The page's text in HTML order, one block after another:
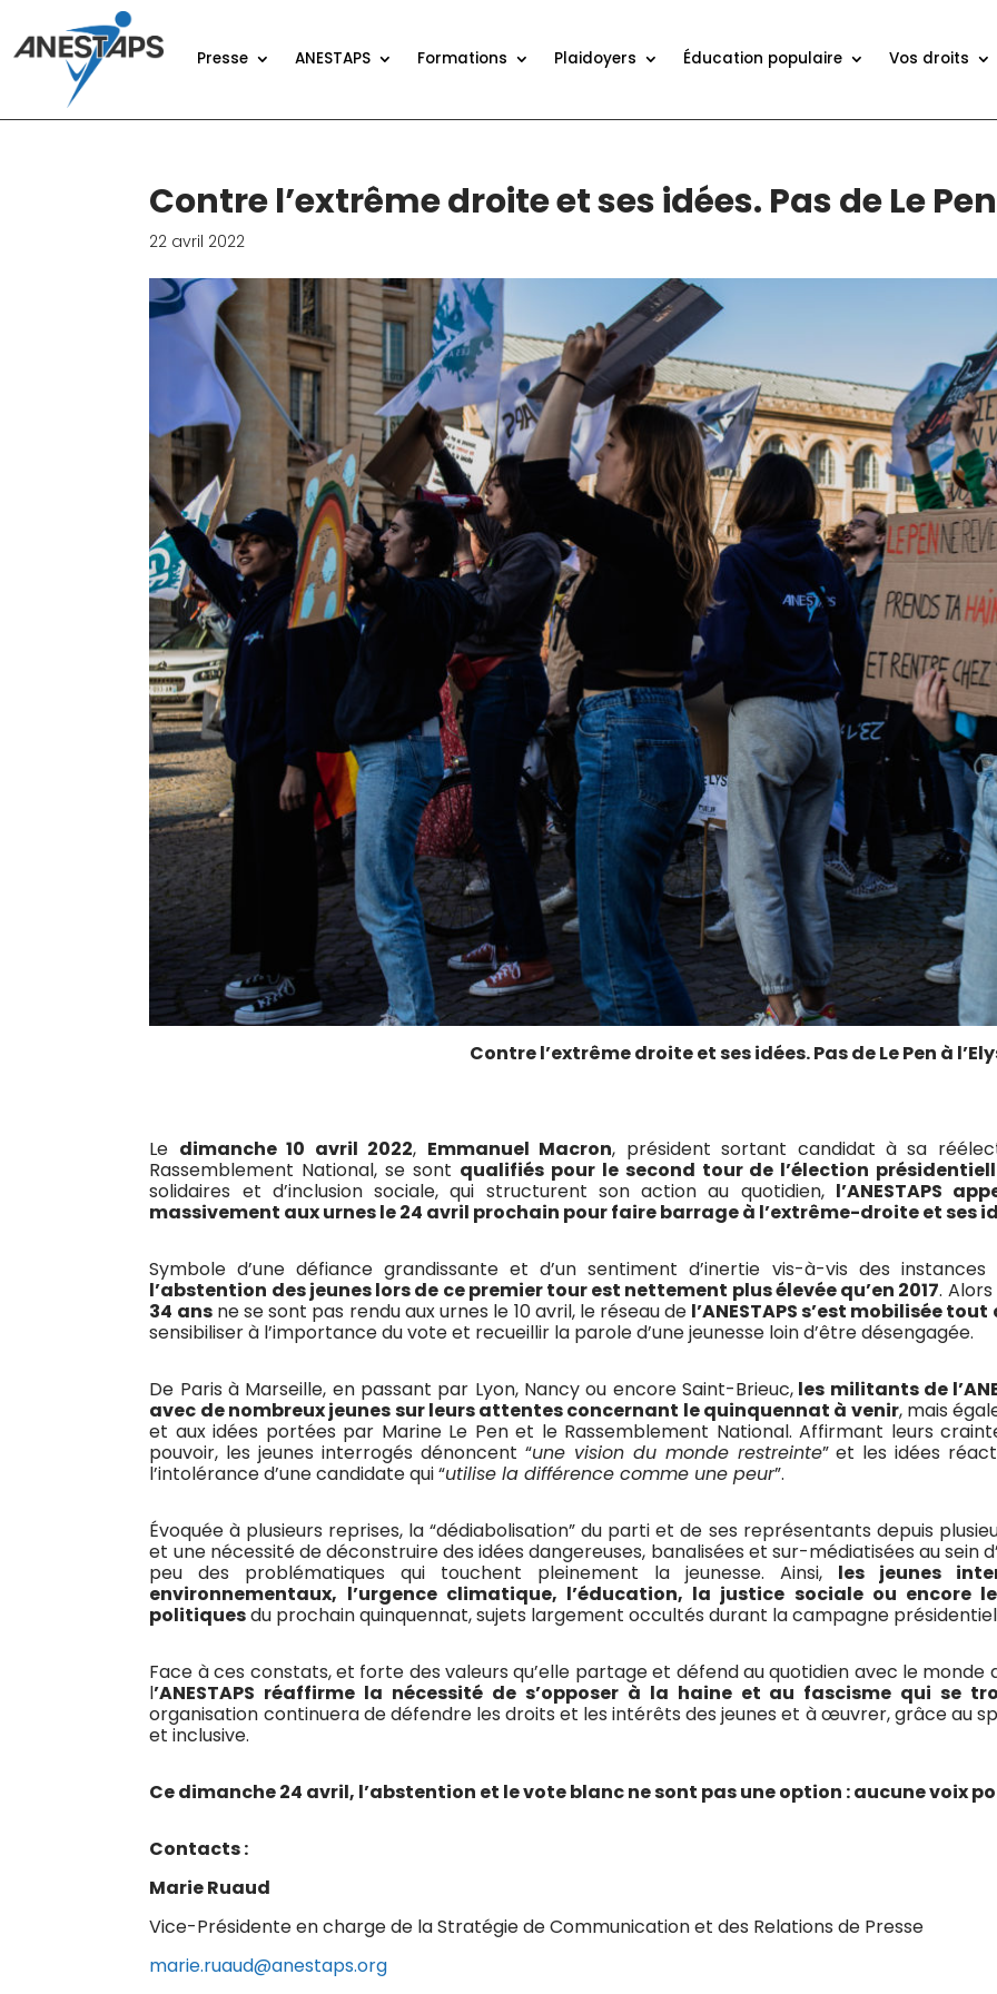
Presse ANESTAPS Formations Plaidoyers Éducation populaire Vos droits
Contre l’extrême droite et ses idées. Pas de Le
22 avril 2022
Contre l’extrême droite et ses idées. Pas de Le Pen à
Le dimanche 10 avril 2022, Emmanuel Macron, président sortant candidat à sa
Rassemblement National, se sont qualifiés pour le second tour de l’élection
solidaires et d’inclusion sociale, qui structurent son action au quotidien, l’ANESTAPS
massivement aux urnes le 24 avril prochain pour faire barrage à l’extrême-droite et ses
Symbole d’une défiance grandissante et d’un sentiment d’inertie vis-à-vis des
l’abstention des jeunes lors de ce premier tour est nettement plus élevée qu’en 2017. Alors
34 ansne se sont pas rendu aux urnes le 10 avril, le réseau de l’ANESTAPS s’est mobilisée
sensibiliser à l’importance du vote et recueillir la parole d’une jeunesse loin d’être désengagée.
De Paris à Marseille, en passant par Lyon, Nancy ou encore Saint-Brieuc, les militants de
avec de nombreux jeunes sur leurs attentes concernant le quinquennat à venir, mais
et aux idées portées par Marine Le Pen et le Rassemblement National. Affirmant leurs
pouvoir, les jeunes interrogés dénoncent “une vision du monde restreinte” et les idées
l’intolérance d’une candidate qui “utilise la différence comme une peur”.
Évoquée à plusieurs reprises, la “dédiabolisation” du parti et de ses représentants depuis
et une nécessité de déconstruire des idées dangereuses, banalisées et sur-médiatisées au sein
peu des problématiques qui touchent pleinement la jeunesse. Ainsi, les jeunes
environnementaux, l’urgence climatique, l’éducation, la justice sociale ou
politiquesdu prochain quinquennat, sujets largement occultés durant la campagne
Face à ces constats, et forte des valeurs qu’elle partage et défend au quotidien avec le monde
l’ANESTAPS réaffirme la nécessité de s’opposer à la haine et au fascisme qui se
organisation continuera de défendre les droits et les intérêts des jeunes et à œuvrer, grâce au
et inclusive.
Ce dimanche 24 avril, l’abstention et le vote blanc ne sont pas une option : aucune voix
Contacts :
Marie Ruaud
Vice-Présidente en charge de la Stratégie de Communication et des Relations de Presse
marie.ruaud@anestaps.org